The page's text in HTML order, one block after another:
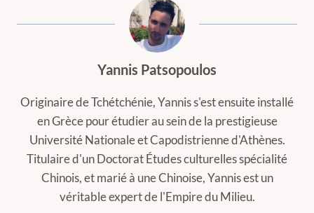
Yannis Patsopoulos
Originaire de Tchétchénie, Yannis s'est ensuite installé
en Grèce pour étudier au sein de la prestigieuse
Université Nationale et Capodistrienne d'Athènes.
Titulaire d'un Doctorat Études culturelles spécialité
Chinois, et marié à une Chinoise, Yannis est un
véritable expert de l'Empire du Milieu.